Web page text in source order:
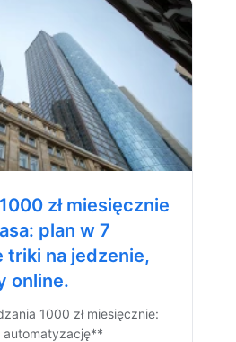
zł miesięcznie
plan w 7
triki na jedzenie,
online.
1000 zł miesięcznie: